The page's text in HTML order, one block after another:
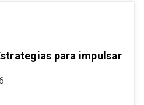
para impulsar